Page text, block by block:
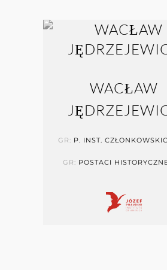
WACŁAW
GR: P. INST.
GR: POSTACI